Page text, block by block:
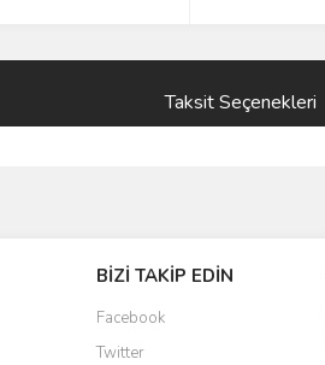
Taksit Seçenekleri
BİZİ TAKİP EDİN
Facebook
Twitter